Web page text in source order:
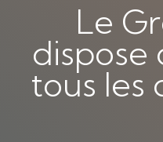
Le
dispose
tous les